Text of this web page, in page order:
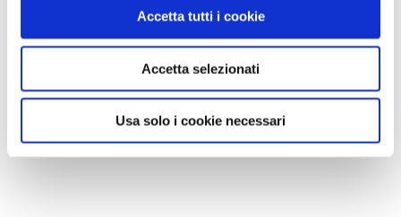
Accetta tutti i cookie
Accetta selezionati
Usa solo i cookie necessari